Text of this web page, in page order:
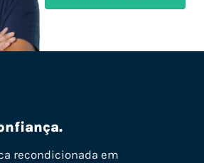
recondicionada em